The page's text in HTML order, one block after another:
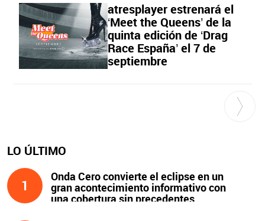
atresplayer estrenará el
‘Meet the Queens’ de la
quinta edición de ‘Drag
Race España’ el 7 de
septiembre
LO ÚLTIMO
1
Onda Cero convierte el eclipse en un
gran acontecimiento informativo con
una cobertura sin precedentes